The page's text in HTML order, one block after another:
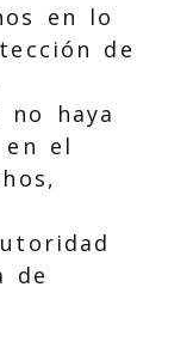
en lo
de
no haya
el
de